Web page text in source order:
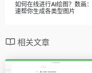
如何在线进行AI绘图？数画
速帮你生成各类型图片
相关文章